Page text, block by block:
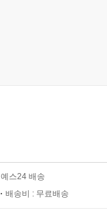
예스24 배송
배송비 : 무료배송